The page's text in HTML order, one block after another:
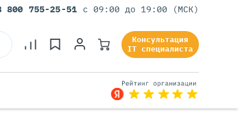
800 755-25-51 с 09:00 до 19:00 (МСК)
Консультация
IT специалиста